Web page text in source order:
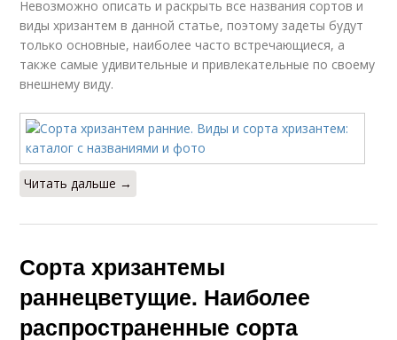
Невозможно описать и раскрыть все названия сортов и
виды хризантем в данной статье, поэтому задеты будут
только основные, наиболее часто встречающиеся, а
также самые удивительные и привлекательные по своему
внешнему виду.
Читать дальше →
Сорта хризантемы
раннецветущие. Наиболее
распространенные сорта